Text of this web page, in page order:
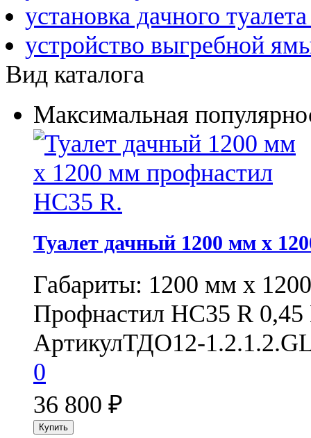
установка дачного
устройство выгребной
Вид каталога
Максимальная
Туалет дачный 1200 мм x
Габариты: 1200 мм х
Профнастил НС35 R
АртикулТДО12-
0
36 800 ₽